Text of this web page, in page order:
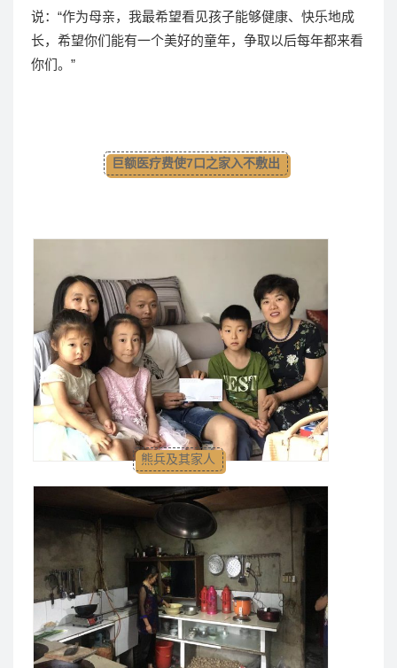
说：“作为母亲，我最希望看见孩子能够健康、快乐地成
长，希望你们能有一个美好的童年，争取以后每年都来看
你们。”
巨额医疗费使7口之家入不敷出
熊兵及其家人